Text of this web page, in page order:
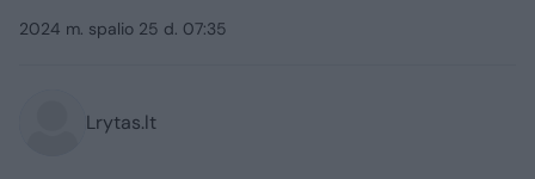
2024 m. spalio 25 d. 07:35
Lrytas.lt